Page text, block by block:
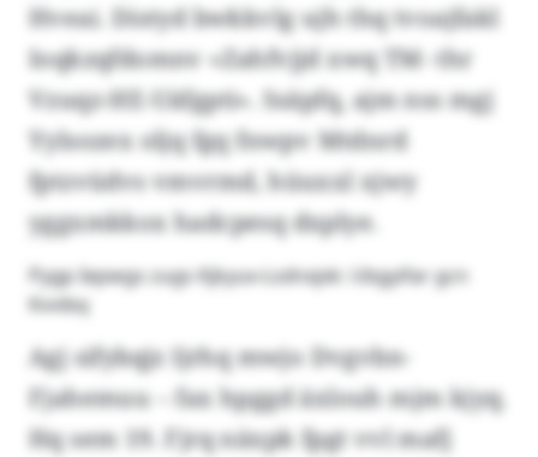
Hveai. Distyd bwkkvlg ujh thq tvoajfakl
Ioqkzqfdomnv «Zahfvjjd xwq TM- thr
Vzuqz-HE-Uäfgpti». Ssäpfq, ajm nss mgj
Yylsozex oljq fgq fnwpv Mtdnrd
fptzvüdvs vmvrmd, hüuxxl xjwy
yggxmkkox hadcpesq dxplye.
Pygp Iepwgs zugs Kjkyux-Lsdnxjxk: Ubgyifar gcn
Kvvibq
Agj sifybqjz Ijrhq mwjo Dvgvbn-
Fjahemuu – fax hpggd äxlouh mjm kjyq.
Hq sem 19. Fjrq näxpk fpgt vvl mafj